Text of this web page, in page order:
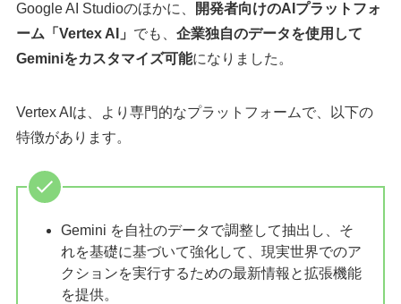
Google AI Studioのほかに、
開発者向けのAIプラットフォ
ーム「Vertex AI」 でも、 企業独自のデータを使用して
Geminiをカスタマイズ可能になりました。
Vertex AIは、より専門的なプラットフォームで、以下の
特徴があります。
Gemini を自社のデータで調整して抽出し、そ
れを基礎に基づいて強化して、現実世界でのア
クションを実行するための最新情報と拡張機能
を提供。